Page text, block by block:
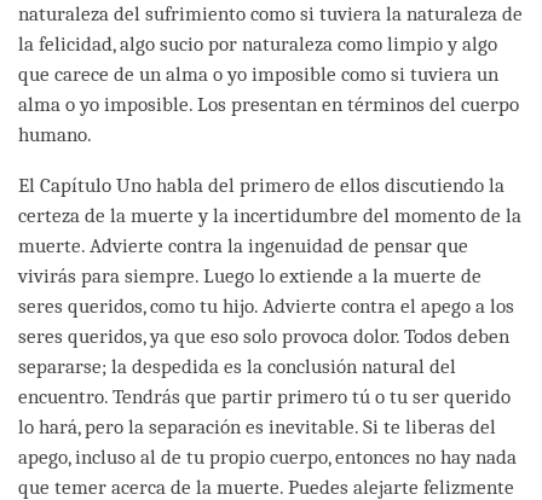
naturaleza del sufrimiento como si tuviera la naturaleza de
la felicidad, algo sucio por naturaleza como limpio y algo
que carece de un alma o yo imposible como si tuviera un
alma o yo imposible. Los presentan en términos del cuerpo
humano.
El Capítulo Uno habla del primero de ellos discutiendo la
certeza de la muerte y la incertidumbre del momento de la
muerte. Advierte contra la ingenuidad de pensar que
vivirás para siempre. Luego lo extiende a la muerte de
seres queridos, como tu hijo. Advierte contra el apego a los
seres queridos, ya que eso solo provoca dolor. Todos deben
separarse; la despedida es la conclusión natural del
encuentro. Tendrás que partir primero tú o tu ser querido
lo hará, pero la separación es inevitable. Si te liberas del
apego, incluso al de tu propio cuerpo, entonces no hay nada
que temer acerca de la muerte. Puedes alejarte felizmente